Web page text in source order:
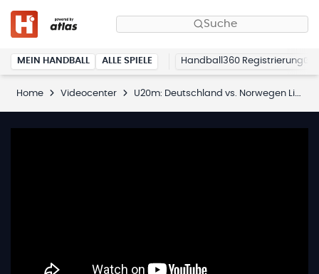
Suche
MEIN HANDBALL ALLE SPIELE Handball360 Registrierung
Home Videocenter U20m: Deutschland vs. Norwegen Livestream | Donnerstag, 14. Mai 2026